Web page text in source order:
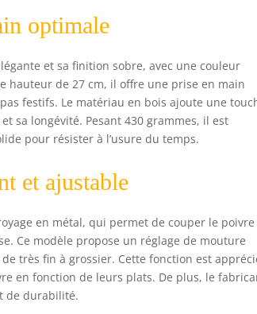
optimale
et sa finition sobre, avec une couleur
hauteur de 27 cm, il offre une prise en main
festifs. Le matériau en bois ajoute une
sa longévité. Pesant 430 grammes, il est
pour résister à l’usure du temps.
et ajustable
en métal, qui permet de couper le poivre
Ce modèle propose un réglage de mouture
très fin à grossier. Cette fonction est
en fonction de leurs plats. De plus, le
de durabilité.